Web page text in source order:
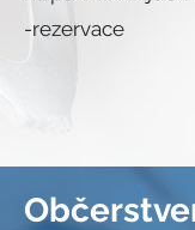
-rezervace